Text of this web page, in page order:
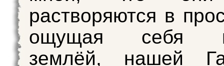
растворяются в
ощущая себя
землёй, нашей